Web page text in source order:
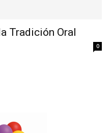
Tradición Oral
0